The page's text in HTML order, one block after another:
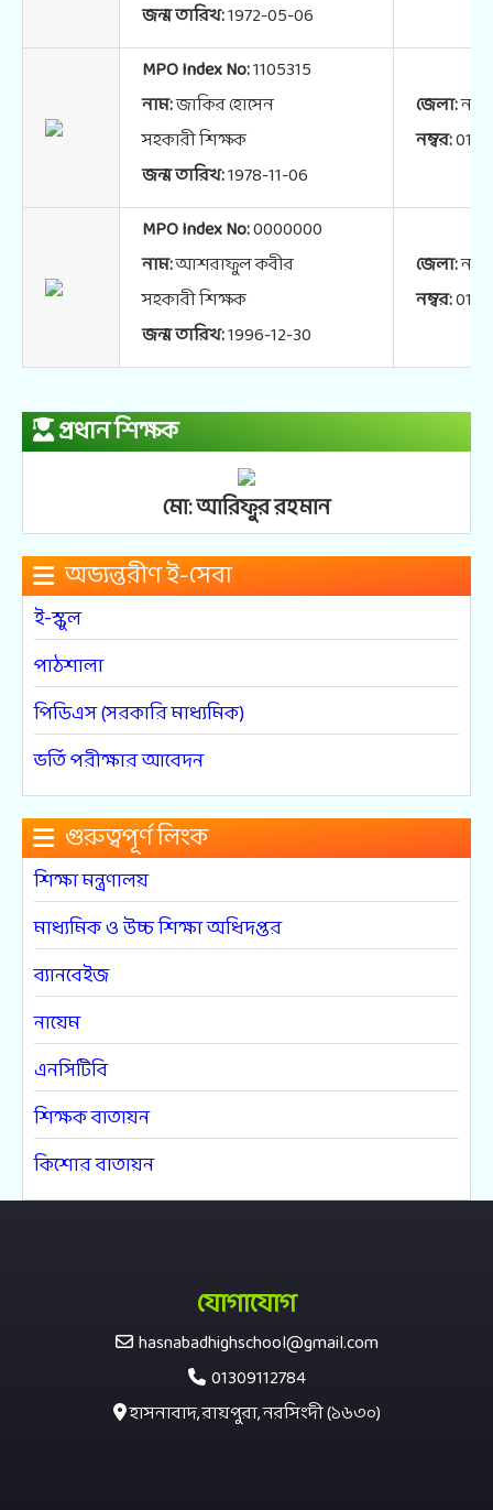
জন্ম তারিখ:1972-05-06
MPO Index No:1105315
নাম:জাকির হোসেন
সহকারী শিক্ষক
জন্ম তারিখ:1978-11-06
জেলা:
নম্বর:
MPO Index No:0000000
নাম:আশরাফুল কবীর
সহকারী শিক্ষক
জন্ম তারিখ:1996-12-30
জেলা:
নম্বর:
প্রধান শিক্ষক
মো: আরিফুর রহমান
অভ্যন্তরীণ ই-সেবা
ই-স্কুল
পাঠশালা
পিডিএস (সরকারি মাধ্যমিক)
ভর্তি পরীক্ষার আবেদন
গুরুত্বপূর্ণ লিংক
শিক্ষা মন্ত্রণালয়
মাধ্যমিক ও উচ্চ শিক্ষা অধিদপ্তর
ব্যানবেইজ
নায়েম
এনসিটিবি
শিক্ষক বাতায়ন
কিশোর বাতায়ন
যোগাযোগ
hasnabadhighschool@gmail.com
01309112784
হাসনাবাদ, রায়পুরা, নরসিংদী (১৬৩০)